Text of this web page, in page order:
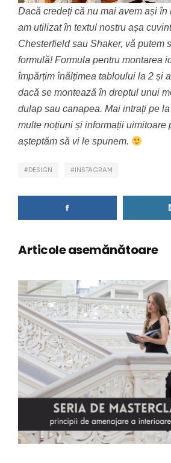
Dacă credeți că nu mai avem ași în
am utilizat în textul nostru așa
Chesterfield sau Shaker, vă putem
formulă! Formula pentru montarea
împărțim înălțimea tabloului la 2 și
dacă se montează în dreptul unui
dulap sau canapea. Mai intrați pe
multe noțiuni și informații uimitoare
așteptăm să vi le spunem.
DESIGN INSTAGRAM
Articole asemănătoare